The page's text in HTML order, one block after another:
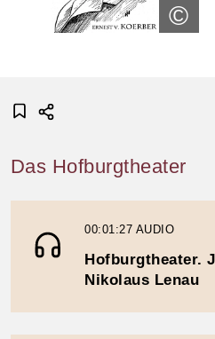
©
Das Hofburgtheater
00:01:27 AUDIO
Hofburgtheater.
Nikolaus Lenau